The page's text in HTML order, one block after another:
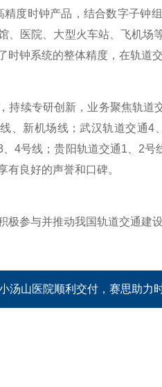
时钟产品，结合数字子钟组
、医院、大型火车站、飞机场
时钟系统的整体精度，在轨道
续专研创新，业务聚焦轨道
、新机场线；武汉轨道交通
4号线；贵阳轨道交通1、2
有良好的声誉和口碑。
参与并推动我国轨道交通建设
汤山医院顺利交付，赛思助力